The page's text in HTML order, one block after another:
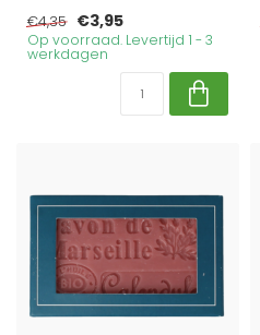
€4,35 €3,95
Op voorraad. Levertijd 1 - 3
werkdagen